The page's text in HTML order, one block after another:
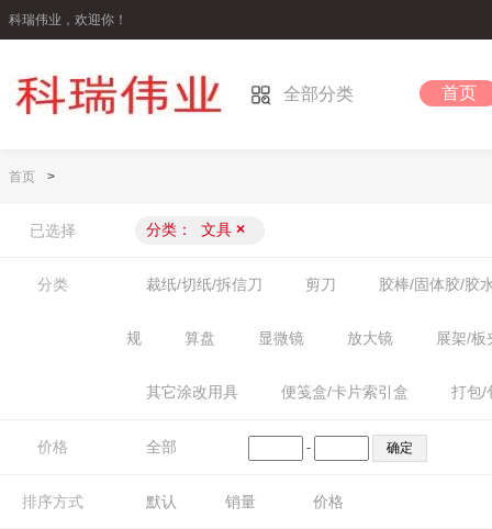
科瑞伟业，欢迎你！
全部分类 首页
首页 >
已选择 分类： 文具 ×
分类 裁纸/切纸/拆信刀 剪刀 胶棒/固体胶/胶
规 算盘 显微镜 放大镜 展架/板
其它涂改用具 便笺盒/卡片索引盒 打包/
价格 全部 -
排序方式 默认 销量 价格